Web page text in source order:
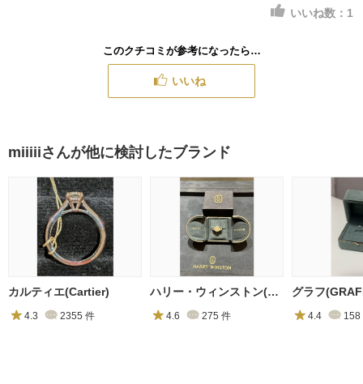
いいね数： 1
このクチコミが参考になったら…
いいね
miiiiiさんが他に検討したブランド
カルティエ(Cartier)
4.3 2355 件
ハリー・ウィンストン(Harry Winston)
4.6 275 件
グラフ
4.4 158